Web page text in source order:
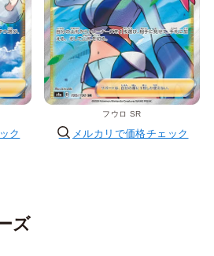
ク
フウロ SR
メルカリで価格チェック
ズ